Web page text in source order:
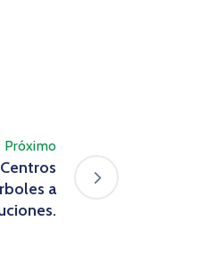
Próximo
a